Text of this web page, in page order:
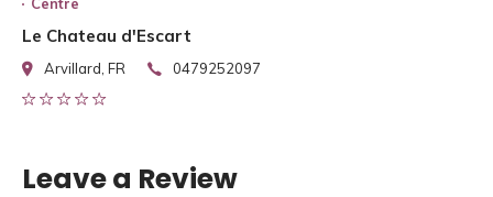
Le Chateau d'Escart
Arvillard, FR 0479252097
Leave a Review